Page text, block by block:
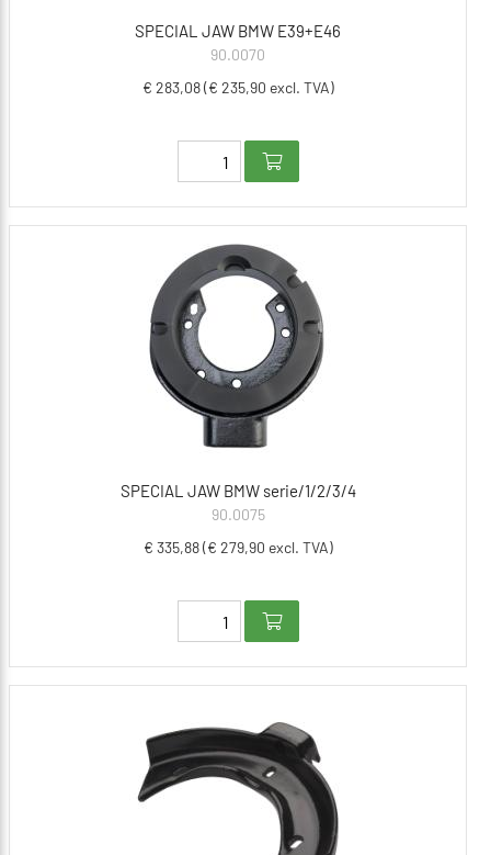
SPECIAL JAW BMW E39+E46
90.0070
€ 283,08 (€ 235,90 excl. TVA)
SPECIAL JAW BMW serie/1/2/3/4
90.0075
€ 335,88 (€ 279,90 excl. TVA)